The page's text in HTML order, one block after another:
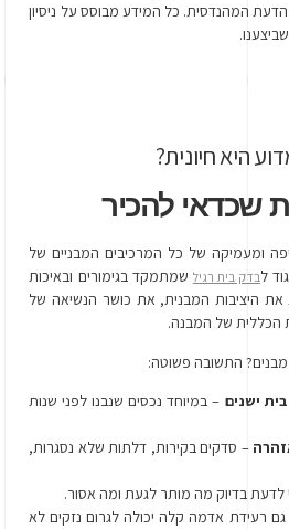
הדעת המהנדסית. כל המידע מבוסס על ניסיון
היא חיונית?
שכדאי להכיר
ומעמיקה של כל המרכיבים המבניים של
לבדק בית רגיל שמתמקד בגימורים ובאיכות
את היציבות המבנית, את כושר הנשיאה של
הכללית של המבנה.
מבנים? התשובה פשוטה:
ישנים – במיוחד נכסים שנבנו לפני שנות
– סדקים בקירות, דלתות שלא נסגרות,
לדעת בדיוק מה מותר לגעת ומה אסור.
רעידת אדמה קלה יכולה לגרום נזקים לא